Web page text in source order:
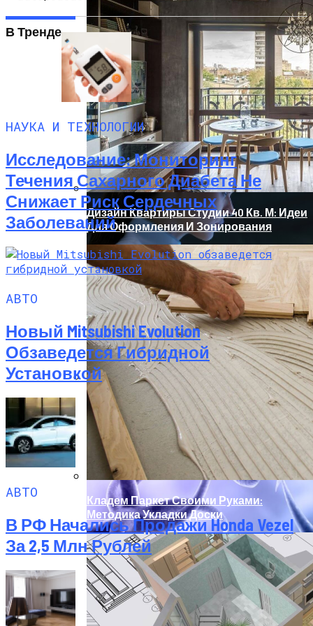
Новый Метод Сканирования Мозга
Помогает Выявить Причины
Депрессии
Технологи Машинного Обучения
Способствуют Улучшению Методов
Электростимуляции
Дизайн Квартиры Студии 40 Кв. М: Идеи
Для Оформления И Зонирования
Кладем Паркет Своими Руками:
Методика Укладки Доски
В Тренде
НАУКА И ТЕХНОЛОГИИ
Исследование: Мониторинг
Течения Сахарного Диабета Не
Снижает Риск Сердечных
Заболеваний
АВТО
Новый Mitsubishi Evolution
Обзаведется Гибридной
Установкой
АВТО
В РФ Начались Продажи Honda Vezel
За 2,5 Млн Рублей